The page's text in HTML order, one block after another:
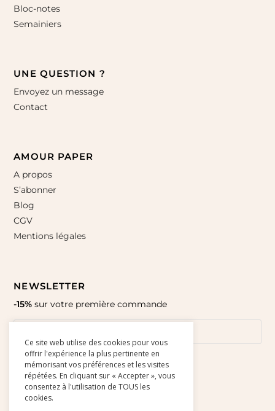
Bloc-notes
Semainiers
UNE QUESTION ?
Envoyez un message
Contact
AMOUR PAPER
A propos
S’abonner
Blog
CGV
Mentions légales
NEWSLETTER
-15% sur votre première commande
Ce site web utilise des cookies pour vous
offrir l'expérience la plus pertinente en
mémorisant vos préférences et les visites
répétées. En cliquant sur « Accepter », vous
consentez à l'utilisation de TOUS les
cookies.